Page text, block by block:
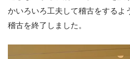
かいろいろ工夫して稽古をするよ
稽古を終了しました。